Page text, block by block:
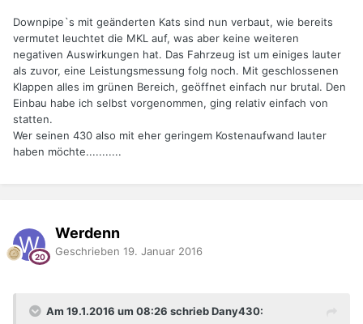
Downpipe`s mit geänderten Kats sind nun verbaut, wie bereits
vermutet leuchtet die MKL auf, was aber keine weiteren
negativen Auswirkungen hat. Das Fahrzeug ist um einiges lauter
als zuvor, eine Leistungsmessung folg noch. Mit geschlossenen
Klappen alles im grünen Bereich, geöffnet einfach nur brutal. Den
Einbau habe ich selbst vorgenommen, ging relativ einfach von
statten.
Wer seinen 430 also mit eher geringem Kostenaufwand lauter
haben möchte...........
Werdenn
Geschrieben 19. Januar 2016
Am 19.1.2016 um 08:26 schrieb Dany430: